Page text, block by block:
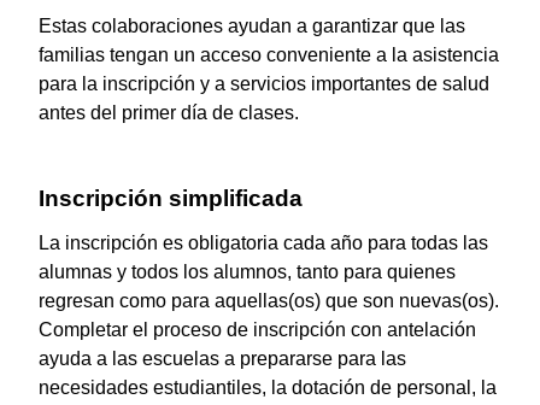
Estas colaboraciones ayudan a garantizar que las
familias tengan un acceso conveniente a la asistencia
para la inscripción y a servicios importantes de salud
antes del primer día de clases.
Inscripción simplificada
La inscripción es obligatoria cada año para todas las
alumnas y todos los alumnos, tanto para quienes
regresan como para aquellas(os) que son nuevas(os).
Completar el proceso de inscripción con antelación
ayuda a las escuelas a prepararse para las
necesidades estudiantiles, la dotación de personal, la